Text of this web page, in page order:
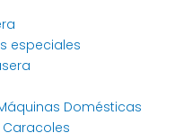
especiales
Domésticas